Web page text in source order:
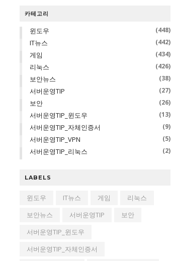
카테고리
윈도우 (448)
IT뉴스 (442)
게임 (434)
리눅스 (426)
보안뉴스 (38)
서버운영TIP (27)
보안 (26)
서버운영TIP_윈도우 (13)
서버운영TIP_자체인증서 (9)
서버운영TIP_VPN (5)
서버운영TIP_리눅스 (2)
LABELS
윈도우 IT뉴스 게임
리눅스
보안뉴스
서버운영TIP
보안
서버운영TIP_윈도우
서버운영TIP_자체인증서